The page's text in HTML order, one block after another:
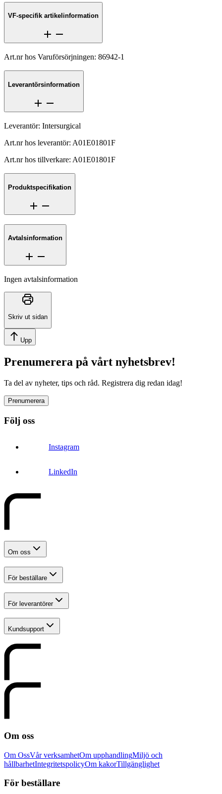
VF-specifik artikelinformation
Art.nr hos Varuförsörjningen: 86942-1
Leverantörsinformation
Leverantör: Intersurgical
Art.nr hos leverantör: A01E01801F
Art.nr hos tillverkare: A01E01801F
Produktspecifikation
Avtalsinformation
Ingen avtalsinformation
Skriv ut sidan
Upp
Prenumerera på vårt nyhetsbrev!
Ta del av nyheter, tips och råd. Registrera dig redan idag!
Prenumerera
Följ oss
Instagram
LinkedIn
Om oss
För beställare
För leverantörer
Kundsupport
Om oss
Om OssVår verksamhetOm upphandlingMiljö och
hållbarhetIntegritetspolicyOm kakorTillgänglighet
För beställare